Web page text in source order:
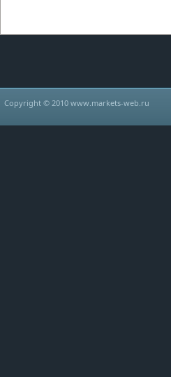
Copyright © 2010 www.markets-web.ru